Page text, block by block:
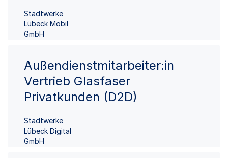
Stadtwerke
Lübeck Mobil
GmbH
Außendienstmitarbeiter:in
Vertrieb Glasfaser
Privatkunden (D2D)
Stadtwerke
Lübeck Digital
GmbH